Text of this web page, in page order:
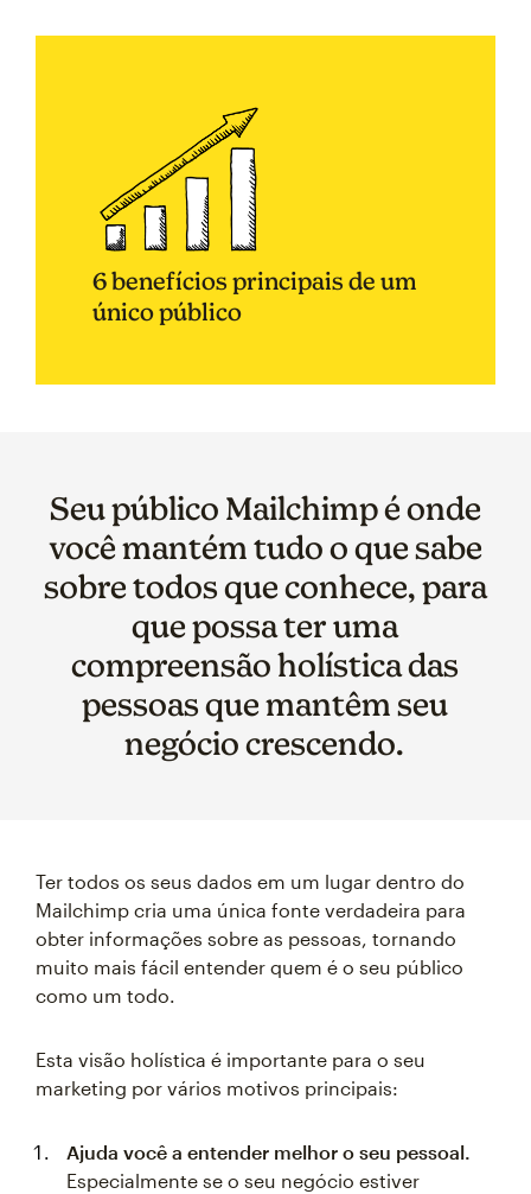
6 benefícios principais de um
único público
Seu público Mailchimp é onde
você mantém tudo o que sabe
sobre todos que conhece, para
que possa ter uma
compreensão holística das
pessoas que mantêm seu
negócio crescendo.
Ter todos os seus dados em um lugar dentro do
Mailchimp cria uma única fonte verdadeira para
obter informações sobre as pessoas, tornando
muito mais fácil entender quem é o seu público
como um todo.
Esta visão holística é importante para o seu
marketing por vários motivos principais:
Ajuda você a entender melhor o seu pessoal.
Especialmente se o seu negócio estiver